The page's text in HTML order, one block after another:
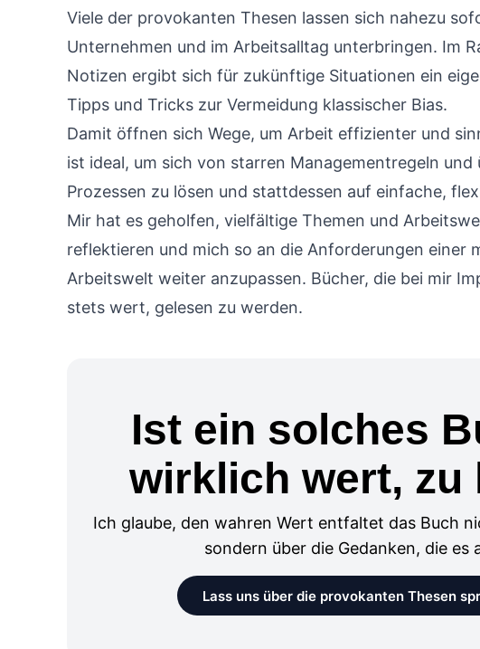
Viele der provokanten Thesen lassen sich nahezu
Unternehmen und im Arbeitsalltag unterbringen. Im
Notizen ergibt sich für zukünftige Situationen ein
Tipps und Tricks zur Vermeidung klassischer Bias.
Damit öffnen sich Wege, um Arbeit effizienter und
ist ideal, um sich von starren Managementregeln
Prozessen zu lösen und stattdessen auf einfache,
Mir hat es geholfen, vielfältige Themen und
reflektieren und mich so an die Anforderungen einer
Arbeitswelt weiter anzupassen. Bücher, die bei mir
stets wert, gelesen zu werden.
Ist ein solches
wirklich wert, zu
Ich glaube, den wahren Wert entfaltet das Buch
sondern über die Gedanken, die es
Lass uns über die provokanten Thesen